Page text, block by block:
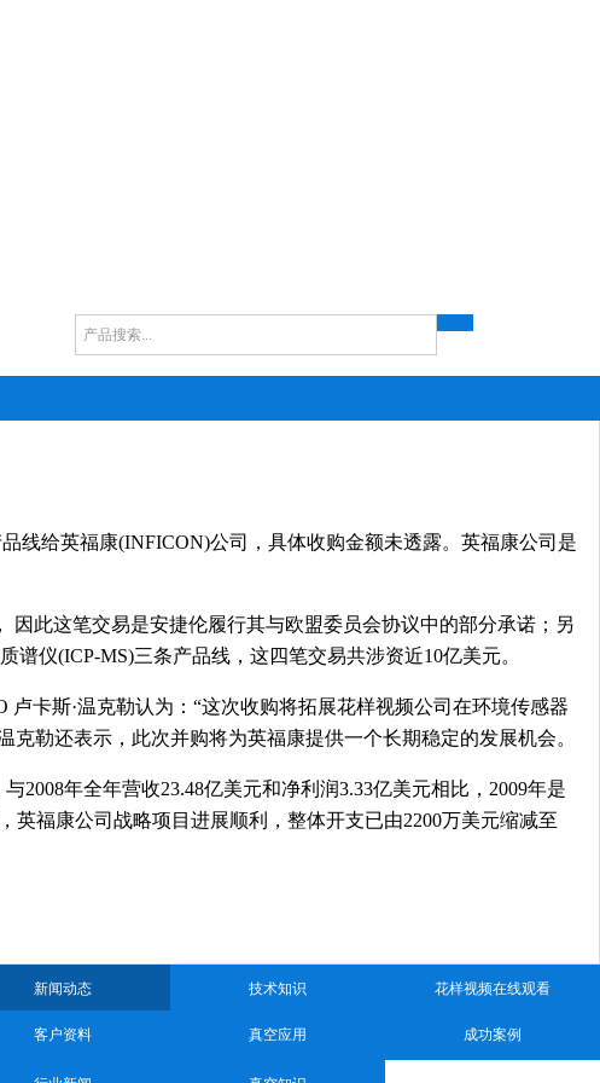
Edwards分子泵维修
英福康(INFICON)公司，具体收购金额未透露。英福康公司是
， 因此这笔交易是安捷伦履行其与欧盟委员会协议中的部分承诺；另
仪(ICP-MS)三条产品线，这四笔交易共涉资近10亿美元。
卢卡斯·温克勒认为：“这次收购将拓展花样视频公司在环境传感器
勒还表示，此次并购将为英福康提供一个长期稳定的发展机会。
与2008年全年营收23.48亿美元和净利润3.33亿美元相比，2009年是
，英福康公司战略项目进展顺利，整体开支已由2200万美元缩减至
新闻动态
客户资料
技术知识
真空应用
花样视频在线观看
成功案例